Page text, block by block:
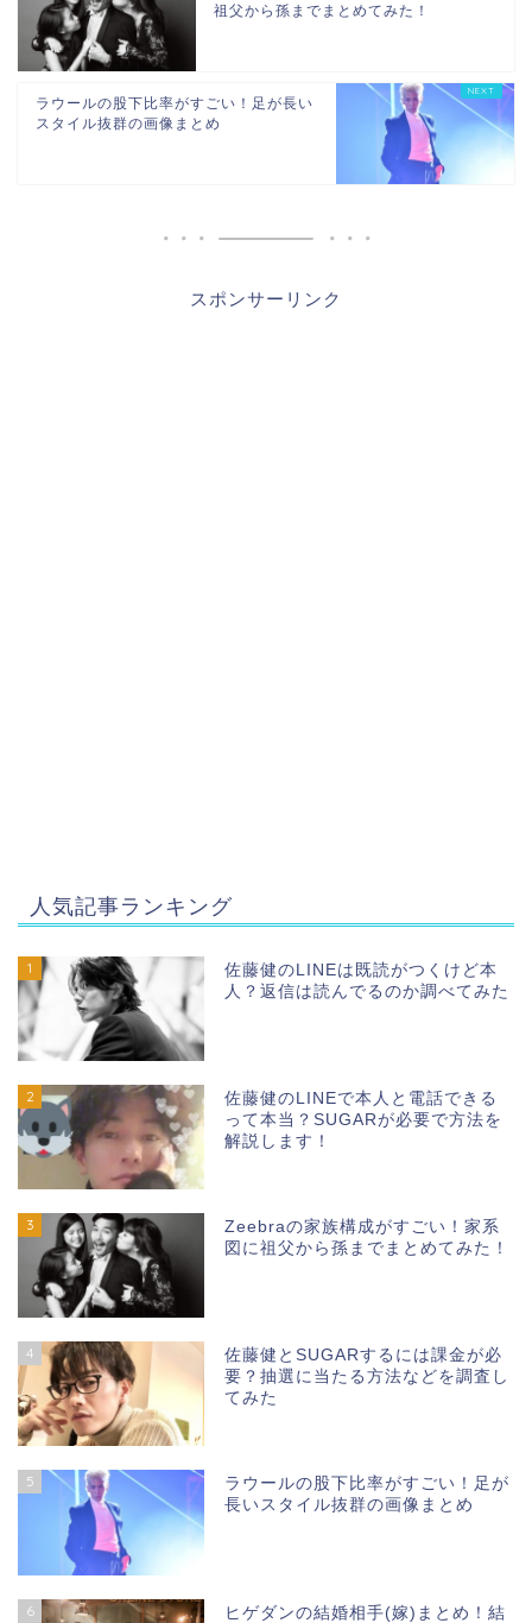
祖父から孫までまとめてみた！
ラウールの股下比率がすごい！足が長い
スタイル抜群の画像まとめ
スポンサーリンク
人気記事ランキング
1
佐藤健のLINEは既読がつくけど本
人？返信は読んでるのか調べてみた
2
佐藤健のLINEで本人と電話できる
って本当？SUGARが必要で方法を
解説します！
3
Zeebraの家族構成がすごい！家系
図に祖父から孫までまとめてみた！
4
佐藤健とSUGARするには課金が必
要？抽選に当たる方法などを調査し
てみた
5
ラウールの股下比率がすごい！足が
長いスタイル抜群の画像まとめ
6
ヒゲダンの結婚相手(嫁)まとめ！結